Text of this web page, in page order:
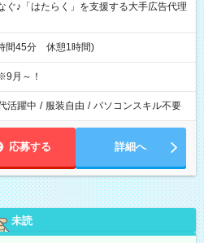
ぐ♪「はたらく」を支援する大手広告代理
間45分 休憩1時間)
月～！
活躍中 / 服装自由 / パソコンスキル不要
応募する 詳細へ
未読